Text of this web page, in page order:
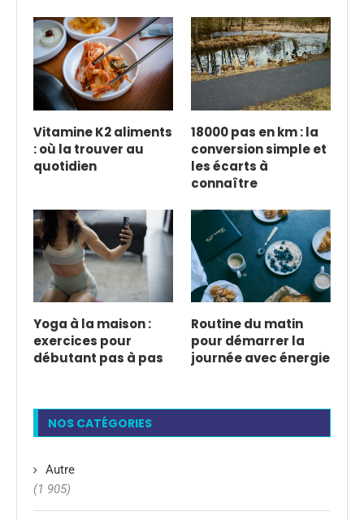
Vitamine K2 aliments
: où la trouver au
quotidien
18000 pas en km : la
conversion simple et
les écarts à
connaître
Yoga à la maison :
exercices pour
débutant pas à pas
Routine du matin
pour démarrer la
journée avec énergie
NOS CATÉGORIES
Autre
(1 905)